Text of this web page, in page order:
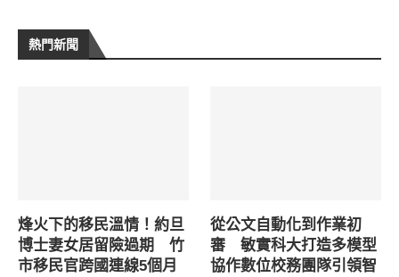
熱門新聞
烽火下的移民溫情！約旦
博士妻女居留險過期 竹
市移民官跨國連線5個月
從公文自動化到作業初
審 敏實科大打造多模型
協作數位校務團隊引領智